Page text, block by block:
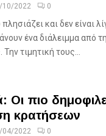
10/2022 0
και δεν είναι
ένα διάλειμμα από
τιμητική τους...
Οι πιο
κρατήσεων
04/2022 0